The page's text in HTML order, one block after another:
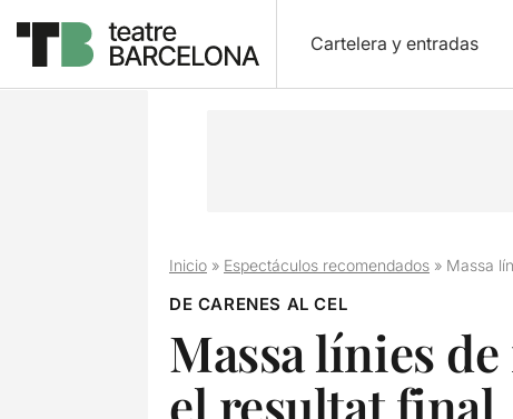
Cartelera y entradas
Inicio» Espectáculos recomendados» Massa
DE CARENES AL CEL
Massa línies
el resultat final